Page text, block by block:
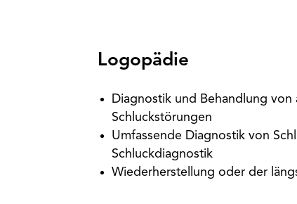
Logopädie
Diagnostik und Behandlung
Schluckstörungen
Umfassende Diagnostik von
Schluckdiagnostik
Wiederherstellung oder der